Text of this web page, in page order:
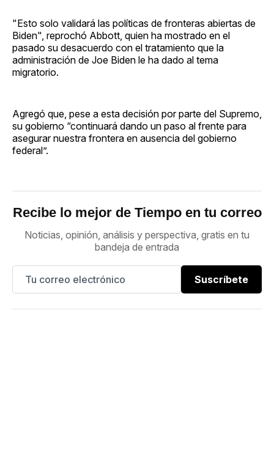
"Esto solo validará las políticas de fronteras abiertas de
Biden", reprochó Abbott, quien ha mostrado en el
pasado su desacuerdo con el tratamiento que la
administración de Joe Biden le ha dado al tema
migratorio.
Agregó que, pese a esta decisión por parte del Supremo,
su gobierno “continuará dando un paso al frente para
asegurar nuestra frontera en ausencia del gobierno
federal”.
Recibe lo mejor de Tiempo en tu correo
Noticias, opinión, análisis y perspectiva, gratis en tu
bandeja de entrada
Suscríbete